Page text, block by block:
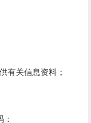
有关信息资料；